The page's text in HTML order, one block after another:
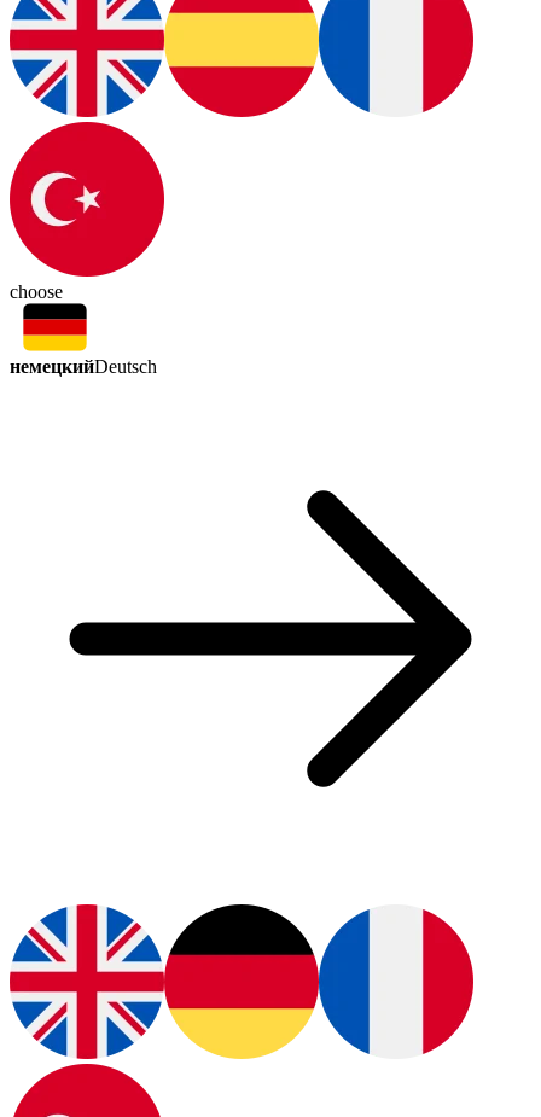
choose
немецкийDeutsch